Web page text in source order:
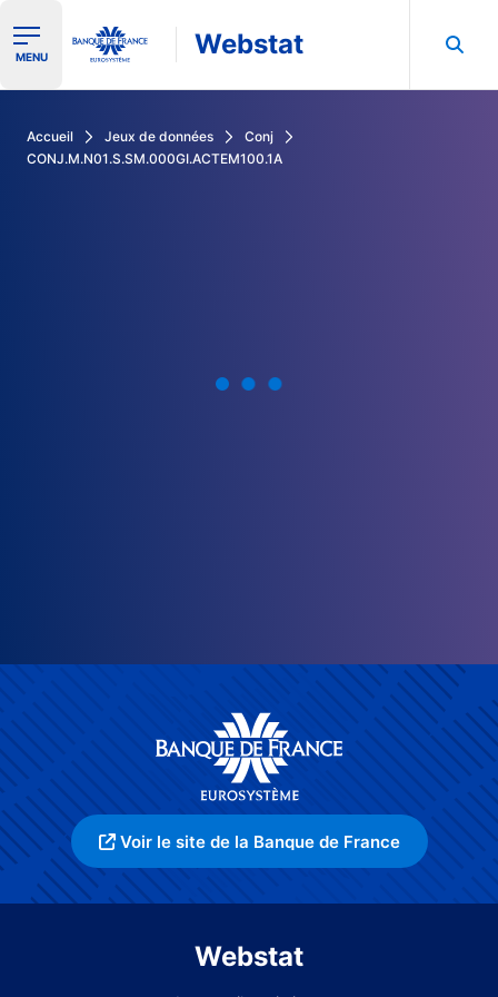
Ouvrir le menu de navigation
MENU Webstat
Accueil Jeux de données
Conj
CONJ.M.N01.S.SM.000GI.ACTEM100.1A
Voir le site de la Banque de France
Webstat